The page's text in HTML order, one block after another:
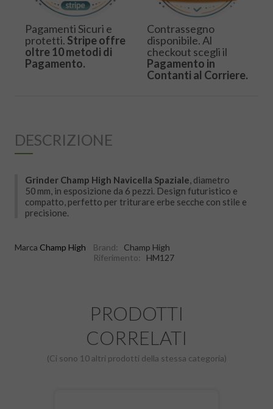
Pagamenti Sicuri e
protetti. Stripe offre
oltre 10 metodi di
Pagamento.
Contrassegno
disponibile. Al
checkout scegli il
Pagamento in
Contanti al Corriere.
DESCRIZIONE
Grinder Champ High Navicella Spaziale, diametro
50 mm, in esposizione da 6 pezzi. Design futuristico e
compatto, perfetto per triturare erbe secche con stile e
precisione.
Marca Champ High Brand:
Champ High
Riferimento:
HM127
PRODOTTI
CORRELATI
(Ci sono 10 altri prodotti della stessa categoria)